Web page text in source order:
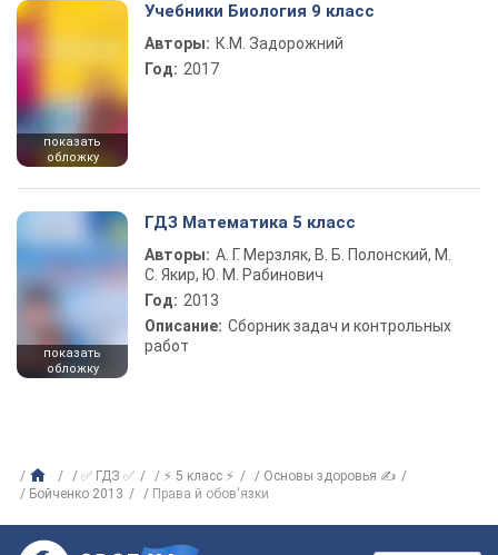
показать
обложку
Учебники Биология 9 класс
Авторы: К.М. Задорожний
Год: 2017
показать
обложку
ГДЗ Математика 5 класс
Авторы: А. Г. Мерзляк, В. Б. Полонский, М.
С. Якир, Ю. М. Рабинович
Год: 2013
Описание: Сборник задач и контрольных
работ
✅ ГДЗ ✅ ⚡ 5 класс ⚡
Основы здоровья ✍
Бойченко 2013
Права й обов'язки